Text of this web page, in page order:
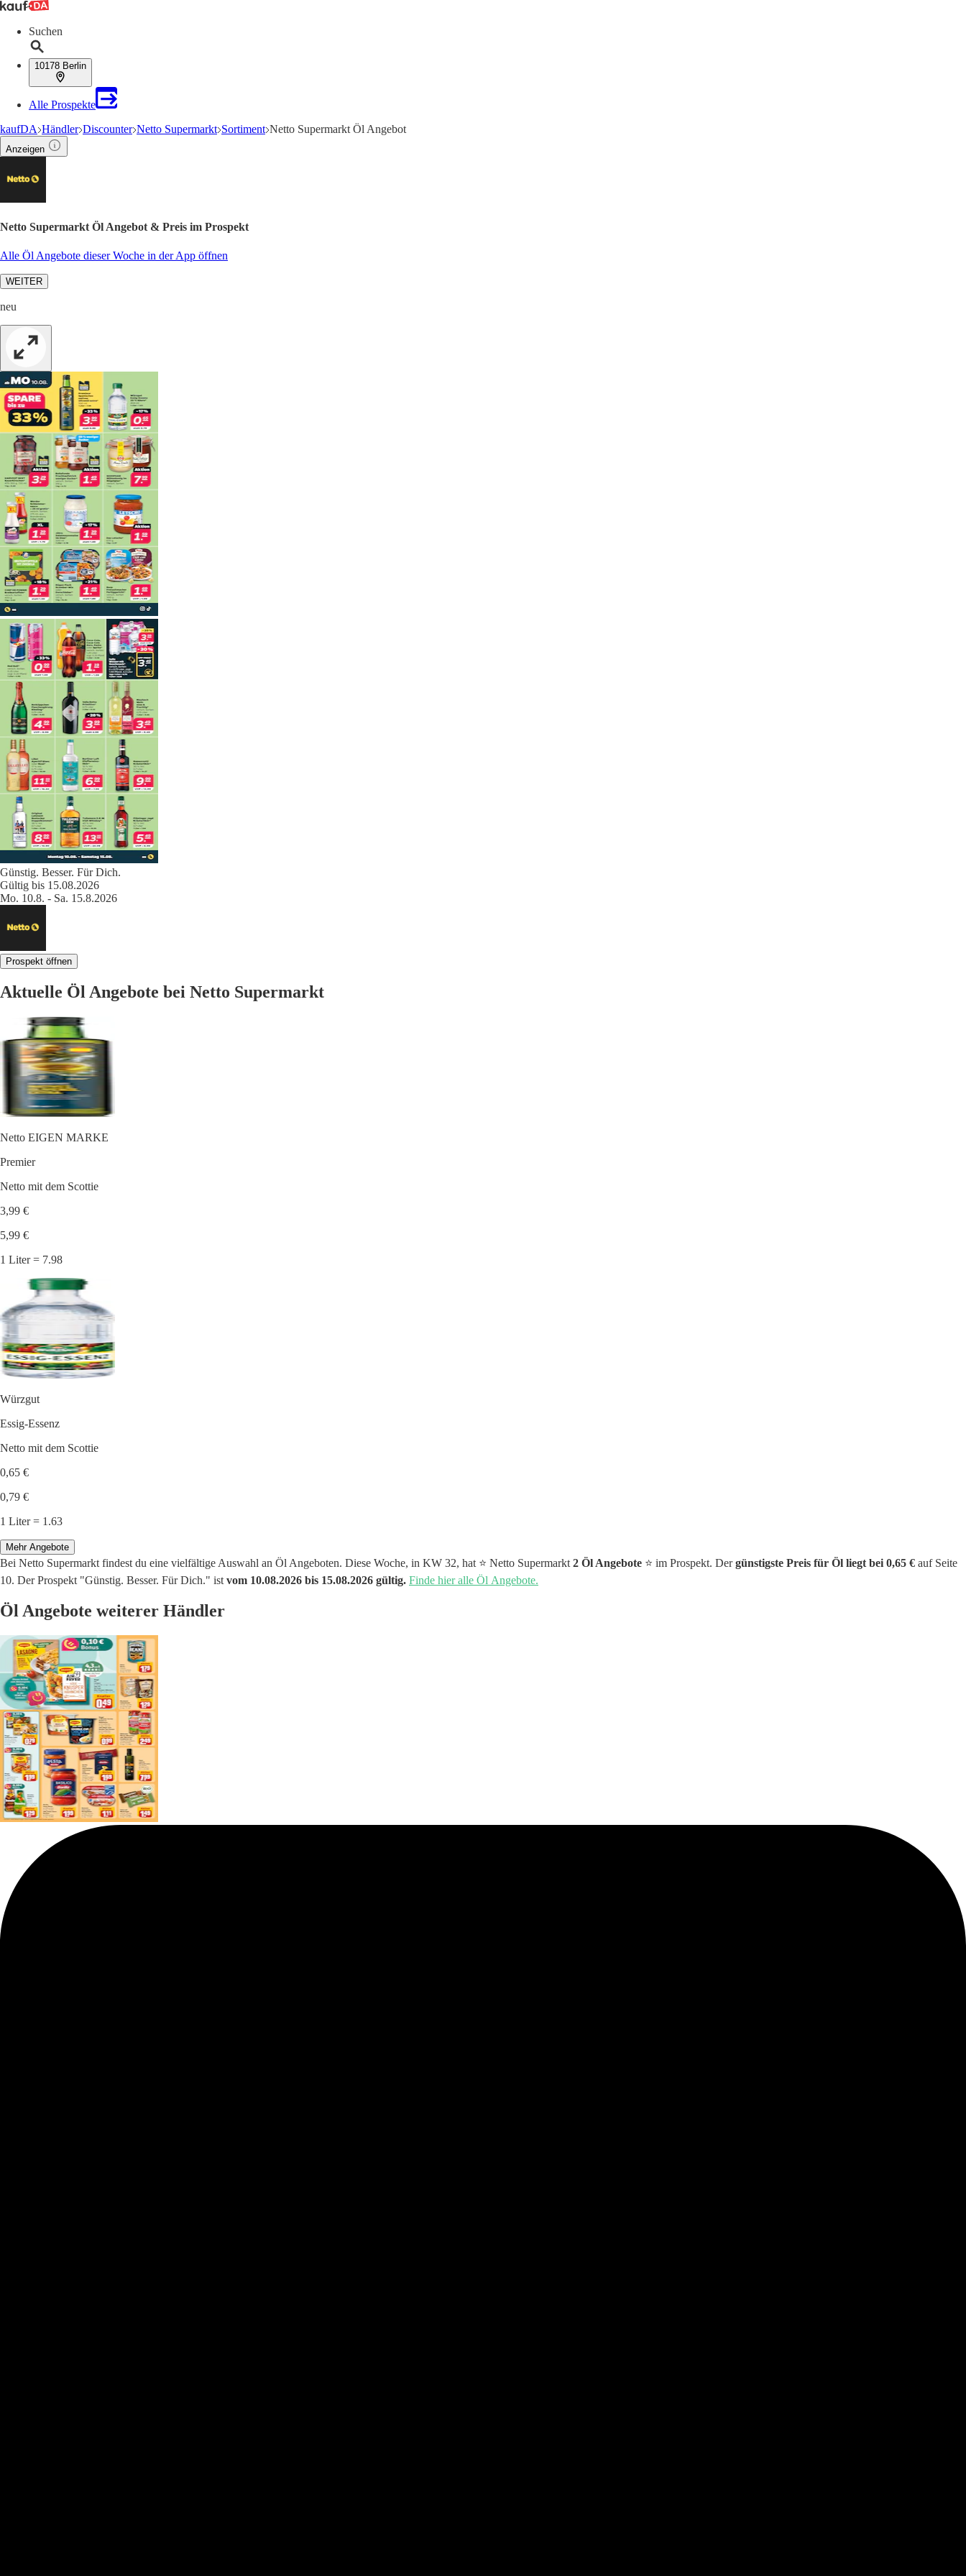
Suchen
10178 Berlin
Alle Prospekte
kaufDA Händler Discounter Netto Supermarkt Sortiment Netto Supermarkt Öl Angebot
Anzeigen
Netto Supermarkt Öl Angebot & Preis im Prospekt
Alle Öl Angebote dieser Woche in der App öffnen
WEITER
neu
Günstig. Besser. Für Dich.
Gültig bis 15.08.2026
Mo. 10.8. - Sa. 15.8.2026
Prospekt öffnen
Aktuelle Öl Angebote bei Netto Supermarkt
Netto EIGEN MARKE
Premier
Netto mit dem Scottie
3,99 €
5,99 €
1 Liter = 7.98
Würzgut
Essig-Essenz
Netto mit dem Scottie
0,65 €
0,79 €
1 Liter = 1.63
Mehr Angebote
Bei Netto Supermarkt findest du eine vielfältige Auswahl an Öl Angeboten. Diese Woche, in KW 32, hat ⭐️ Netto Supermarkt 2 Öl Angebote ⭐️ im Prospekt. Dergünstigste Preis für Öl liegt bei 0,65 € auf Seite
10. Der Prospekt "Günstig. Besser. Für Dich." ist vom 10.08.2026 bis 15.08.2026 gültig. Finde hier alle Öl Angebote.
Öl Angebote weiterer Händler